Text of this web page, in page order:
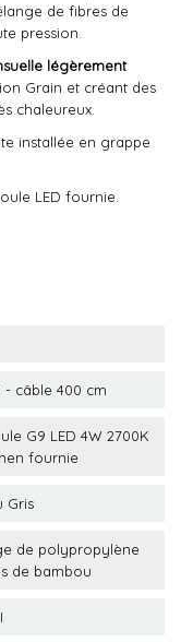
de fibres de
pression.
légèrement
Grain et créant des
chaleureux.
installée en grappe
LED fournie.
- câble 400 cm
G9 LED 4W 2700K
fournie
Gris
de polypropylène
de bambou